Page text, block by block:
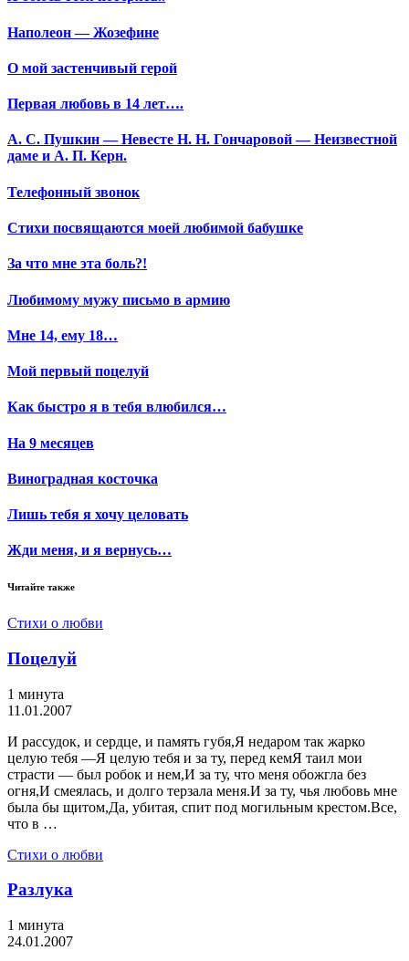
Наполеон — Жозефине
О мой застенчивый герой
Первая любовь в 14 лет….
А. С. Пушкин — Невесте Н. Н. Гончаровой — Неизвестной
даме и А. П. Керн.
Телефонный звонок
Стихи посвящаются моей любимой бабушке
За что мне эта боль?!
Любимому мужу письмо в армию
Мне 14, ему 18…
Мой первый поцелуй
Как быстро я в тебя влюбился…
На 9 месяцев
Виноградная косточка
Лишь тебя я хочу целовать
Жди меня, и я вернусь…
Читайте также
Стихи о любви
Поцелуй
1 минута
11.01.2007
И рассудок, и сердце, и память губя,Я недаром так жарко
целую тебя —Я целую тебя и за ту, перед кемЯ таил мои
страсти — был робок и нем,И за ту, что меня обожгла без
огня,И смеялась, и долго терзала меня.И за ту, чья любовь мне
была бы щитом,Да, убитая, спит под могильным крестом.Все,
что в …
Стихи о любви
Разлука
1 минута
24.01.2007